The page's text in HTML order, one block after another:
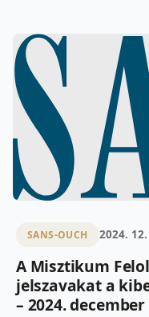
SANS-OUCH 2024.
A Misztikum
jelszavakat a
– 2024. december